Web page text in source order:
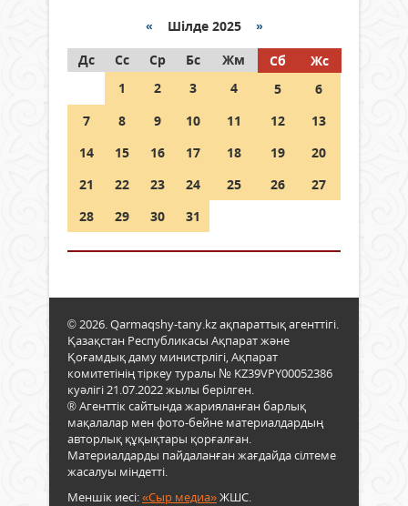
« Шілде 2025 »
Дс
Сс Ср Бс Жм Сб
Жс
1
2 3 4 5
6
7
8 9 10 11 12
13
14
15 16 17 18 19
20
21
22 23 24 25 26
27
28
29 30 31
© 2026. Qarmaqshy-tany.kz ақпараттық агенттігі.
Қазақстан Республикасы Ақпарат және
Қоғамдық даму министрлігі, Ақпарат
комитетінің тіркеу туралы № KZ39VPY00052386
куәлігі 21.07.2022 жылы берілген.
® Агенттік сайтында жарияланған барлық
мақалалар мен фото-бейне материалдардың
авторлық құқықтары қорғалған.
Материалдарды пайдаланған жағдайда сілтеме
жасалуы міндетті.
Меншік иесі:«Сыр медиа»ЖШС.